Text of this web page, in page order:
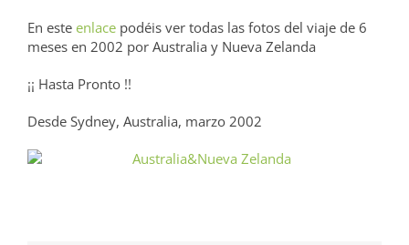
En este enlace podéis ver todas las fotos del viaje de 6
meses en 2002 por Australia y Nueva Zelanda
¡¡ Hasta Pronto !!
Desde Sydney, Australia, marzo 2002